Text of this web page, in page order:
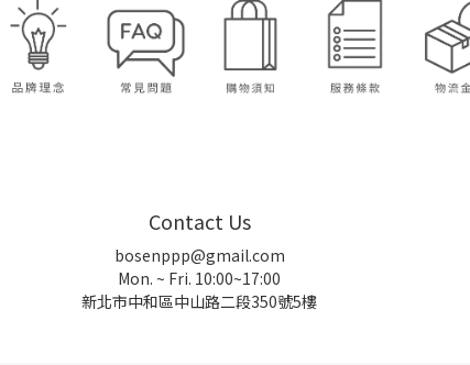
Contact Us
bosenppp@gmail.com
Mon. ~ Fri. 10:00~17:00
新北市中和區中山路二段350號5樓